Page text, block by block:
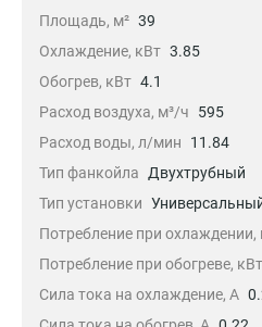
Площадь, м² 39
Охлаждение, кВт 3.85
Обогрев, кВт 4.1
Расход воздуха, м³/ч
595
Расход воды, л/мин
11.84
Тип фанкойла
Двухтрубный
Тип установки
Потребление при охлаждении,
Потребление при обогреве, кВт
Сила тока на охлаждение, А